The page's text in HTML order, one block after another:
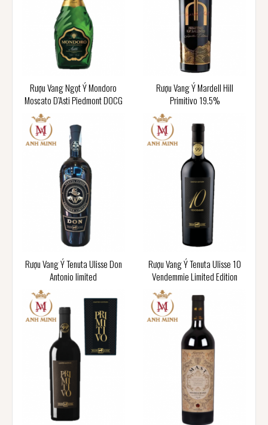
Rượu Vang Ngọt Ý Mondoro
Moscato D’Asti Piedmont DOCG
Rượu Vang Ý Mardell Hill
Primitivo 19.5%
Rượu Vang Ý Tenuta Ulisse Don
Antonio limited
Rượu Vang Ý Tenuta Ulisse 10
Vendemmie Limited Edition